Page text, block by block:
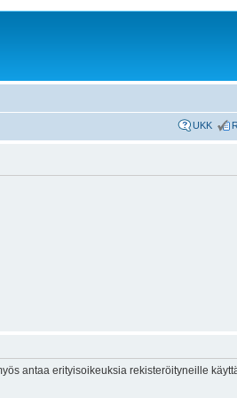
UKK
antaa erityisoikeuksia rekisteröityneille